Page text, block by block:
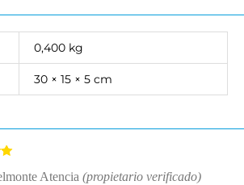
0,400 kg
30 × 15 × 5 cm
Atencia (propietario verificado)